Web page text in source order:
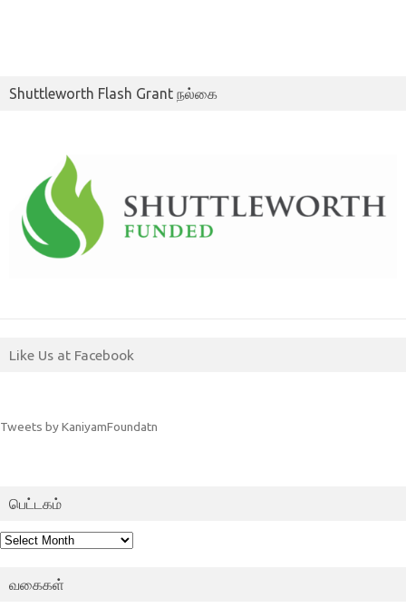
Shuttleworth Flash Grant நல்கை
Like Us at Facebook
Tweets by KaniyamFoundatn
பெட்டகம்
பெட்டகம்
வகைகள்